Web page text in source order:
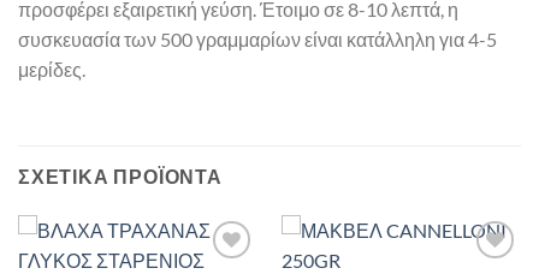
προσφέρει εξαιρετική γεύση. Έτοιμο σε 8-10 λεπτά, η
συσκευασία των 500 γραμμαρίων είναι κατάλληλη για 4-5
μερίδες.
ΣΧΕΤΙΚΆ ΠΡΟΪΌΝΤΑ